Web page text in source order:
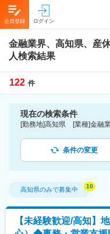
会員登録 ログイン
金融業界、高知県、産
人検索結果
122 件
現在の検索条件
条件の変更
高知県のみで募集中
【未経験歓迎/高知】